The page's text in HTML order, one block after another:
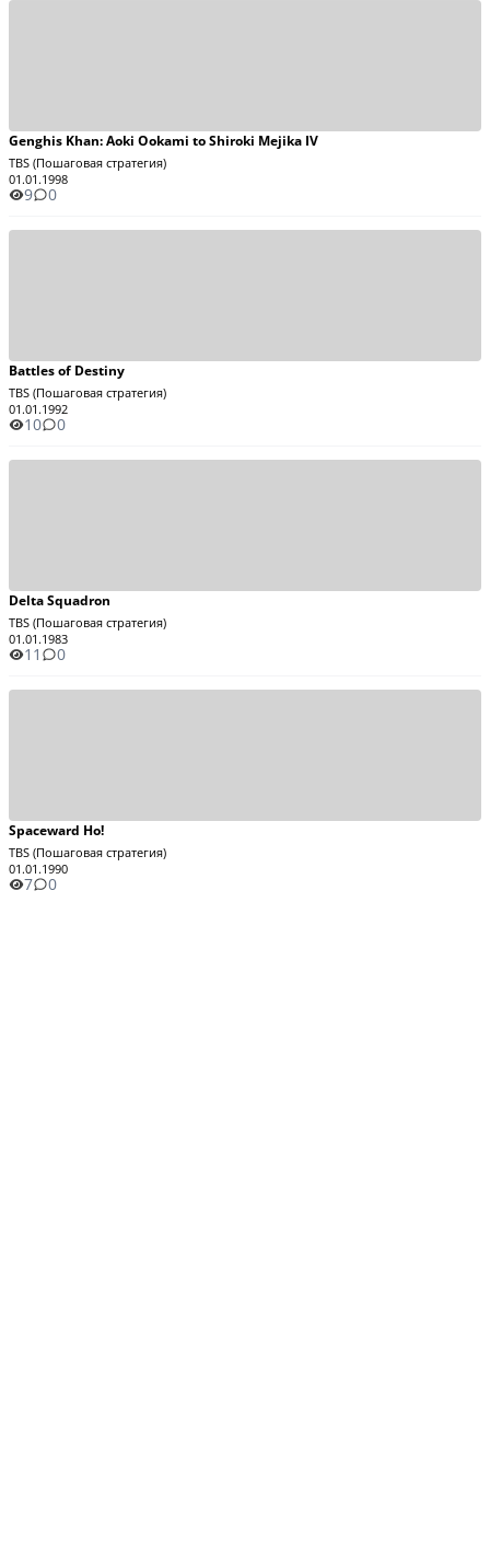
Genghis Khan: Aoki Ookami to Shiroki Mejika IV
TBS (Пошаговая стратегия)
01.01.1998
9 0
Battles of Destiny
TBS (Пошаговая стратегия)
01.01.1992
10 0
Delta Squadron
TBS (Пошаговая стратегия)
01.01.1983
11 0
Spaceward Ho!
TBS (Пошаговая стратегия)
01.01.1990
7 0